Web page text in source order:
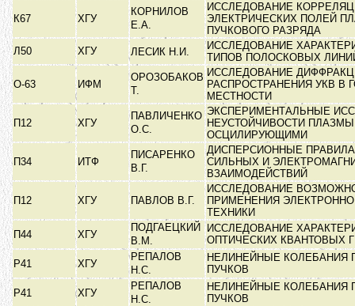
К67 ХГУ
КОРНИЛОВ
Е.А.
ИССЛЕДОВАНИЕ
ЭЛЕКТРИЧЕСКИХ ПОЛЕЙ
ПУЧКОВОГО РАЗРЯДА
Л50
ХГУ ЛЕСИК Н.И.
ИССЛЕДОВАНИЕ
ТИПОВ ПОЛОСКОВЫХ
О-63 ИФМ
ОРОЗОБАКОВ
Т.
ИССЛЕДОВАНИЕ
РАСПРОСТРАНЕНИЯ УКВ В
МЕСТНОСТИ
П12 ХГУ
ПАВЛИЧЕНКО
О.С.
ЭКСПЕРИМЕНТАЛЬНЫЕ
НЕУСТОЙЧИВОСТИ
ОСЦИЛИРУЮЩИМИ
П34 ИТФ
ПИСАРЕНКО
В.Г.
ДИСПЕРСИОННЫЕ
СИЛЬНЫХ И
ВЗАИМОДЕЙСТВИЙ
П12 ХГУ ПАВЛОВ В.Г.
ИССЛЕДОВАНИЕ
ПРИМЕНЕНИЯ
ТЕХНИКИ
П44
ХГУ
ПОДГАЕЦКИЙ
В.М.
ИССЛЕДОВАНИЕ
ОПТИЧЕСКИХ КВАНТОВЫХ
Р41
ХГУ
РЕПАЛОВ
Н.С.
НЕЛИНЕЙНЫЕ КОЛЕБАНИЯ
ПУЧКОВ
Р41
ХГУ
РЕПАЛОВ
Н.С.
НЕЛИНЕЙНЫЕ КОЛЕБАНИЯ
ПУЧКОВ